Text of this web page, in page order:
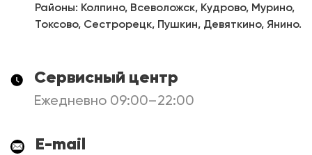
Районы: Колпино, Всеволожск, Кудрово, Мурино,
Токсово, Сестрорецк, Пушкин, Девяткино, Янино.
Сервисный центр
Ежедневно 09:00–22:00
E-mail